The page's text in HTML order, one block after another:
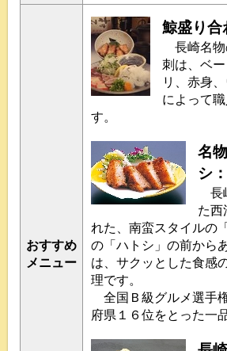
おすすめ
メニュー
鯨盛り合
長崎名物
刺は、ベ
リ、赤身
によって
す。
名
シ
長
た西
れた、南蛮スタイルの
の「ハトシ」の前から
は、サクッとした食感
理です。
全国Ｂ級グルメ選手
府県１６位をとった一